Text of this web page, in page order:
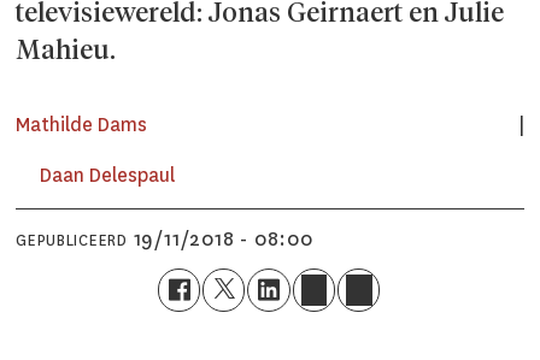
televisiewereld: Jonas Geirnaert en Julie
Mahieu.
Mathilde Dams
Daan Delespaul
GEPUBLICEERD 19/11/2018 - 08:00